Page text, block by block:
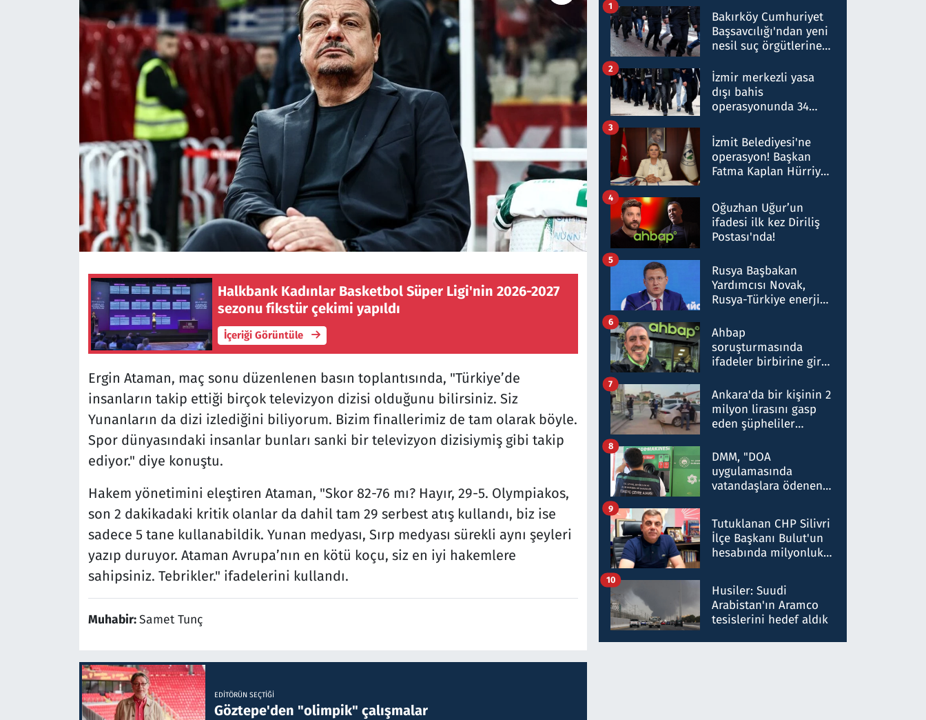
Halkbank Kadınlar Basketbol Süper Ligi'nin 2026-2027
sezonu fikstür çekimi yapıldı
İçeriği Görüntüle
Ergin Ataman, maç sonu düzenlenen basın toplantısında, "Türkiye’de
insanların takip ettiği birçok televizyon dizisi olduğunu bilirsiniz. Siz
Yunanların da dizi izlediğini biliyorum. Bizim finallerimiz de tam olarak böyle.
Spor dünyasındaki insanlar bunları sanki bir televizyon dizisiymiş gibi takip
ediyor." diye konuştu.
Hakem yönetimini eleştiren Ataman, "Skor 82-76 mı? Hayır, 29-5. Olympiakos,
son 2 dakikadaki kritik olanlar da dahil tam 29 serbest atış kullandı, biz ise
sadece 5 tane kullanabildik. Yunan medyası, Sırp medyası sürekli aynı şeyleri
yazıp duruyor. Ataman Avrupa’nın en kötü koçu, siz en iyi hakemlere
sahipsiniz. Tebrikler." ifadelerini kullandı.
Muhabir:Samet Tunç
EDITÖRÜN SEÇTIĞI
Göztepe'den "olimpik" çalışmalar
Bakırköy Cumhuriyet
Başsavcılığı'ndan yeni
nesil suç örgütlerine
hakkında gözaltı kararı
1
İzmir merkezli yasa
dışı bahis
operasyonunda 34
Milyar liralık para
trafiği tespit edildi
2
İzmit Belediyesi'ne
operasyon! Başkan
Fatma Kaplan Hürriyet
3
Oğuzhan Uğur’un
ifadesi ilk kez Diriliş
Postası'nda!
4
Rusya Başbakan
Yardımcısı Novak,
Rusya-Türkiye enerji
nitelikte olduğunu
belirtti
5
Ahbap
soruşturmasında
ifadeler birbirine girdi:
ifadelerinden ortaya
çıkan tablo şok etti
6
Ankara'da bir kişinin 2
milyon lirasını gasp
eden şüpheliler
7
DMM, "DOA
uygulamasında
vatandaşlara ödenen
düşürüldüğü" iddiasını
yalanladı
8
Tutuklanan CHP Silivri
İlçe Başkanı Bulut'un
hesabında milyonluk
talimat verdi, ben
gönderdim
9
Husiler: Suudi
Arabistan'ın Aramco
tesislerini hedef aldık
10